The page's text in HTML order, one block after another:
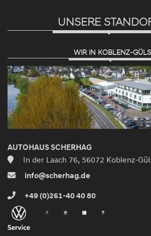
UNSERE
WIR IN KOBLENZ-GÜLS
AUTOHAUS SCHERHAG
In der Laach 76, 56072 Koblenz-
info@scherhag.de
+49 (0)261-40 40 80